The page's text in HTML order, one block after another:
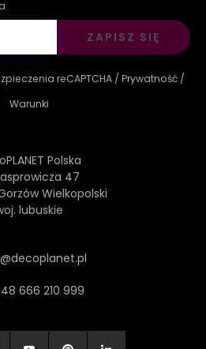
ZAPISZ SIĘ
reCAPTCHA / Prywatność /
Warunki
Polska
47
Wielkopolski
lubuskie
666 210 999